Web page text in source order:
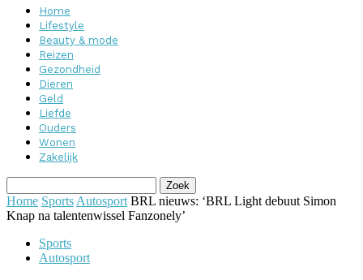
Home
Lifestyle
Beauty & mode
Reizen
Gezondheid
Dieren
Geld
Liefde
Ouders
Wonen
Zakelijk
Home Sports Autosport BRL nieuws: ‘BRL Light debuut Simon
Knap na talentenwissel Fanzonely’
Sports
Autosport